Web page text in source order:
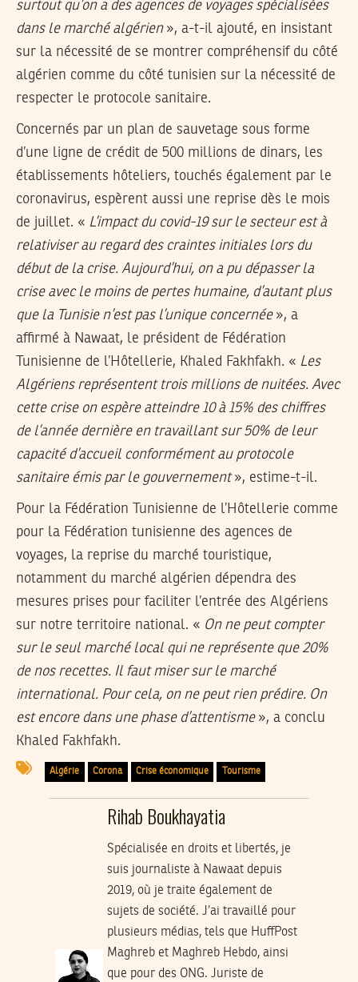
surtout qu’on a des agences de voyages spécialisées
dans le marché algérien », a-t-il ajouté, en insistant
sur la nécessité de se montrer compréhensif du côté
algérien comme du côté tunisien sur la nécessité de
respecter le protocole sanitaire.
Concernés par un plan de sauvetage sous forme
d’une ligne de crédit de 500 millions de dinars, les
établissements hôteliers, touchés également par le
coronavirus, espèrent aussi une reprise dès le mois
de juillet. « L’impact du covid-19 sur le secteur est à
relativiser au regard des craintes initiales lors du
début de la crise. Aujourd’hui, on a pu dépasser la
crise avec le moins de pertes humaine, d’autant plus
que la Tunisie n’est pas l’unique concernée», a
affirmé à Nawaat, le président de Fédération
Tunisienne de l’Hôtellerie, Khaled Fakhfakh. « Les
Algériens représentent trois millions de nuitées. Avec
cette crise on espère atteindre 10 à 15% des chiffres
de l’année dernière en travaillant sur 50% de leur
capacité d’accueil conformément au protocole
sanitaire émis par le gouvernement», estime-t-il.
Pour la Fédération Tunisienne de l’Hôtellerie comme
pour la Fédération tunisienne des agences de
voyages, la reprise du marché touristique,
notamment du marché algérien dépendra des
mesures prises pour faciliter l’entrée des Algériens
sur notre territoire national. « On ne peut compter
sur le seul marché local qui ne représente que 20%
de nos recettes. Il faut miser sur le marché
international. Pour cela, on ne peut rien prédire. On
est encore dans une phase d’attentisme», a conclu
Khaled Fakhfakh.
Algérie Corona Crise économique Tourisme
Rihab Boukhayatia
Spécialisée en droits et libertés, je
suis journaliste à Nawaat depuis
2019, où je traite également de
sujets de société. J’ai travaillé pour
plusieurs médias, tels que HuffPost
Maghreb et Maghreb Hebdo, ainsi
que pour des ONG. Juriste de